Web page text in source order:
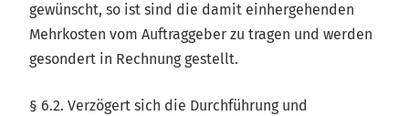
gewünscht, so ist sind die damit einhergehenden
Mehrkosten vom Auftraggeber zu tragen und werden
gesondert in Rechnung gestellt.
§ 6.2. Verzögert sich die Durchführung und